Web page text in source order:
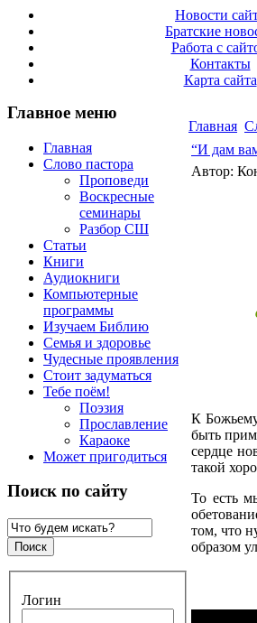
Новости
Братские
Работа с
Контакты
Карта сайта
Главное меню
Главная
Слово пастора
Проповеди
Воскресные
семинары
Разбор СШ
Статьи
Книги
Аудиокниги
Компьютерные
программы
Изучаем Библию
Семья и здоровье
Чудесные проявления
Стоит задуматься
Тебе поём!
Поэзия
Прославление
Караоке
Может пригодиться
Поиск по сайту
Логин
Главная
“И дам
Автор:
К
быть
сердце
такой
То есть
том, что
образом